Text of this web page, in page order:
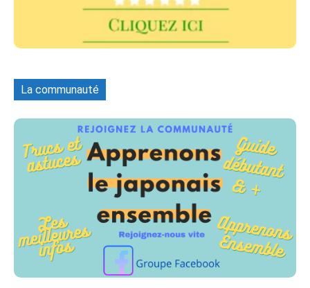
La communauté